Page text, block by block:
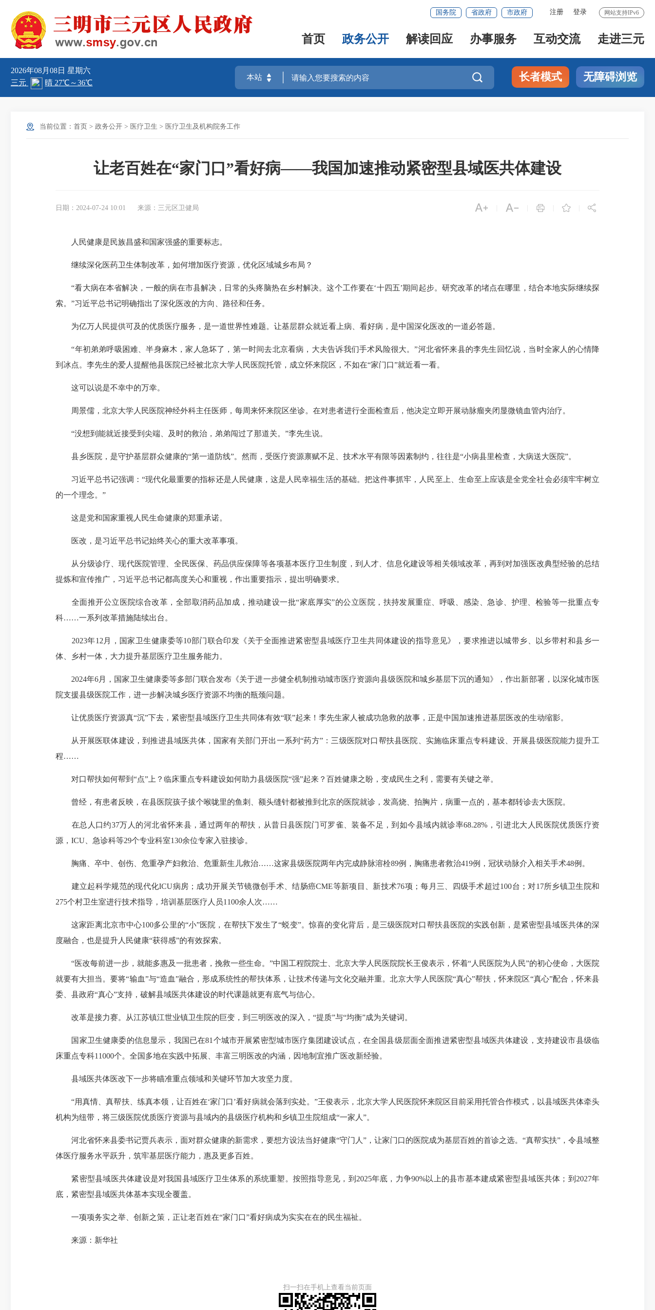
网站支持IPv6
注册 登录
国务院 省政府 市政府
首页 政务公开 解读回应 办事服务 互动交流 走进三元
2026年08月08日 星期六
 长者模式 无障碍浏览
当前位置： 首页 > 政务公开 > 医疗卫生 > 医疗卫生及机构院务工作
让老百姓在“家门口”看好病——我国加速推动紧密型县域医共体建设
日期：2024-07-24 10:01 来源：三元区卫健局     
人民健康是民族昌盛和国家强盛的重要标志。
继续深化医药卫生体制改革，如何增加医疗资源，优化区域城乡布局？
“看大病在本省解决，一般的病在市县解决，日常的头疼脑热在乡村解决。这个工作要在‘十四五’期间起步。研究改革的堵点在哪里，结合本地实际继续探
索。”习近平总书记明确指出了深化医改的方向、路径和任务。
为亿万人民提供可及的优质医疗服务，是一道世界性难题。让基层群众就近看上病、看好病，是中国深化医改的一道必答题。
“年初弟弟呼吸困难、半身麻木，家人急坏了，第一时间去北京看病，大夫告诉我们手术风险很大。”河北省怀来县的李先生回忆说，当时全家人的心情降
到冰点。李先生的爱人提醒他县医院已经被北京大学人民医院托管，成立怀来院区，不如在“家门口”就近看一看。
这可以说是不幸中的万幸。
周景儒，北京大学人民医院神经外科主任医师，每周来怀来院区坐诊。在对患者进行全面检查后，他决定立即开展动脉瘤夹闭显微镜血管内治疗。
“没想到能就近接受到尖端、及时的救治，弟弟闯过了那道关。”李先生说。
县乡医院，是守护基层群众健康的“第一道防线”。然而，受医疗资源禀赋不足、技术水平有限等因素制约，往往是“小病县里检查，大病送大医院”。
习近平总书记强调：“现代化最重要的指标还是人民健康，这是人民幸福生活的基础。把这件事抓牢，人民至上、生命至上应该是全党全社会必须牢牢树立
的一个理念。”
这是党和国家重视人民生命健康的郑重承诺。
医改，是习近平总书记始终关心的重大改革事项。
从分级诊疗、现代医院管理、全民医保、药品供应保障等各项基本医疗卫生制度，到人才、信息化建设等相关领域改革，再到对加强医改典型经验的总结
提炼和宣传推广，习近平总书记都高度关心和重视，作出重要指示，提出明确要求。
全面推开公立医院综合改革，全部取消药品加成，推动建设一批“家底厚实”的公立医院，扶持发展重症、呼吸、感染、急诊、护理、检验等一批重点专
科……一系列改革措施陆续出台。
2023年12月，国家卫生健康委等10部门联合印发《关于全面推进紧密型县域医疗卫生共同体建设的指导意见》，要求推进以城带乡、以乡带村和县乡一
体、乡村一体，大力提升基层医疗卫生服务能力。
2024年6月，国家卫生健康委等多部门联合发布《关于进一步健全机制推动城市医疗资源向县级医院和城乡基层下沉的通知》，作出新部署，以深化城市医
院支援县级医院工作，进一步解决城乡医疗资源不均衡的瓶颈问题。
让优质医疗资源真“沉”下去，紧密型县域医疗卫生共同体有效“联”起来！李先生家人被成功急救的故事，正是中国加速推进基层医改的生动缩影。
从开展医联体建设，到推进县域医共体，国家有关部门开出一系列“药方”：三级医院对口帮扶县医院、实施临床重点专科建设、开展县级医院能力提升工
程……
对口帮扶如何帮到“点”上？临床重点专科建设如何助力县级医院“强”起来？百姓健康之盼，变成民生之利，需要有关键之举。
曾经，有患者反映，在县医院孩子拔个喉咙里的鱼刺、额头缝针都被推到北京的医院就诊，发高烧、拍胸片，病重一点的，基本都转诊去大医院。
在总人口约37万人的河北省怀来县，通过两年的帮扶，从昔日县医院门可罗雀、装备不足，到如今县域内就诊率68.28%，引进北大人民医院优质医疗资
源，ICU、急诊科等29个专业科室130余位专家入驻接诊。
胸痛、卒中、创伤、危重孕产妇救治、危重新生儿救治……这家县级医院两年内完成静脉溶栓89例，胸痛患者救治419例，冠状动脉介入相关手术48例。
建立起科学规范的现代化ICU病房；成功开展关节镜微创手术、结肠癌CME等新项目、新技术76项；每月三、四级手术超过100台；对17所乡镇卫生院和
275个村卫生室进行技术指导，培训基层医疗人员1100余人次……
这家距离北京市中心100多公里的“小”医院，在帮扶下发生了“蜕变”。惊喜的变化背后，是三级医院对口帮扶县医院的实践创新，是紧密型县域医共体的深
度融合，也是提升人民健康“获得感”的有效探索。
“医改每前进一步，就能多惠及一批患者，挽救一些生命。”中国工程院院士、北京大学人民医院院长王俊表示，怀着“人民医院为人民”的初心使命，大医院
就要有大担当。要将“输血”与“造血”融合，形成系统性的帮扶体系，让技术传递与文化交融并重。北京大学人民医院“真心”帮扶，怀来院区“真心”配合，怀来县
委、县政府“真心”支持，破解县域医共体建设的时代课题就更有底气与信心。
改革是接力赛。从江苏镇江世业镇卫生院的巨变，到三明医改的深入，“提质”与“均衡”成为关键词。
国家卫生健康委的信息显示，我国已在81个城市开展紧密型城市医疗集团建设试点，在全国县级层面全面推进紧密型县域医共体建设，支持建设市县级临
床重点专科11000个。全国多地在实践中拓展、丰富三明医改的内涵，因地制宜推广医改新经验。
县域医共体医改下一步将瞄准重点领域和关键环节加大攻坚力度。
“用真情、真帮扶、练真本领，让百姓在‘家门口’看好病就会落到实处。”王俊表示，北京大学人民医院怀来院区目前采用托管合作模式，以县域医共体牵头
机构为纽带，将三级医院优质医疗资源与县域内的县级医疗机构和乡镇卫生院组成“一家人”。
河北省怀来县委书记贾兵表示，面对群众健康的新需求，要想方设法当好健康“守门人”，让家门口的医院成为基层百姓的首诊之选。“真帮实扶”，令县域整
体医疗服务水平跃升，筑牢基层医疗能力，惠及更多百姓。
紧密型县域医共体建设是对我国县域医疗卫生体系的系统重塑。按照指导意见，到2025年底，力争90%以上的县市基本建成紧密型县域医共体；到2027年
底，紧密型县域医共体基本实现全覆盖。
一项项务实之举、创新之策，正让老百姓在“家门口”看好病成为实实在在的民生福祉。
来源：新华社
扫一扫在手机上查看当前页面